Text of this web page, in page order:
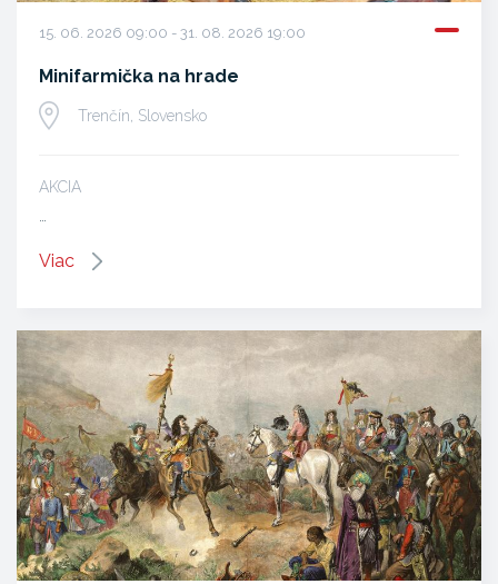
15. 06. 2026 09:00 - 31. 08. 2026 19:00
Minifarmička na hrade
Trenčín, Slovensko
AKCIA
…
Viac